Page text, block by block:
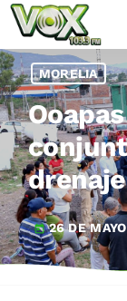
MORELIA
today 26 DE